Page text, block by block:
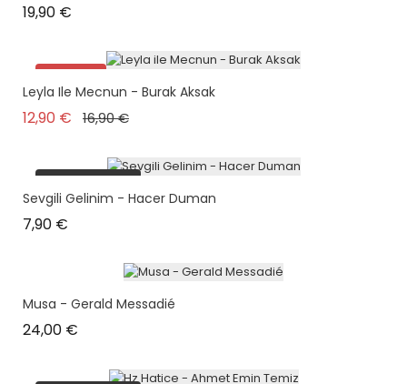
19,90 €
Promo !
Leyla Ile Mecnun - Burak Aksak
12,90 € Prix de base
16,90 €Prix
plus en stock
Sevgili Gelinim - Hacer Duman
7,90 €
Musa - Gerald Messadié
24,00 €